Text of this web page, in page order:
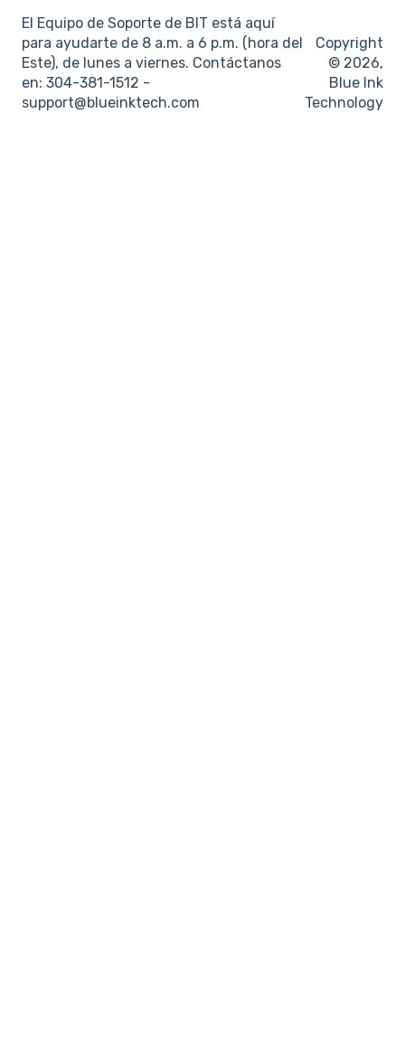
El Equipo de Soporte de BIT está aquí
para ayudarte de 8 a.m. a 6 p.m. (hora del
Este), de lunes a viernes. Contáctanos
en: 304-381-1512 -
support@blueinktech.com
Copyright
© 2026,
Blue Ink
Technology